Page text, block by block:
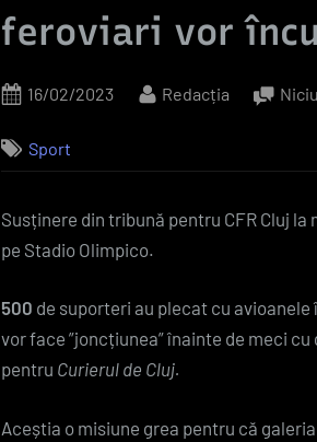
feroviari vor
Posted
16/02/2023 By
Redacția
Sport
Susținere din tribună pentru CFR Cluj
pe Stadio Olimpico.
500 de suporteri au plecat cu
vor face ”joncțiunea” înainte de meci
pentru Curierul de Cluj.
Aceștia o misiune grea pentru că